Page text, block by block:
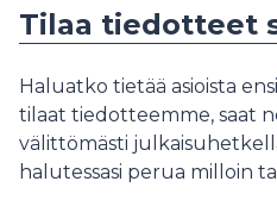
Tilaa tiedotteet
Haluatko tietää asioista
tilaat tiedotteemme, saat
välittömästi
halutessasi perua milloin